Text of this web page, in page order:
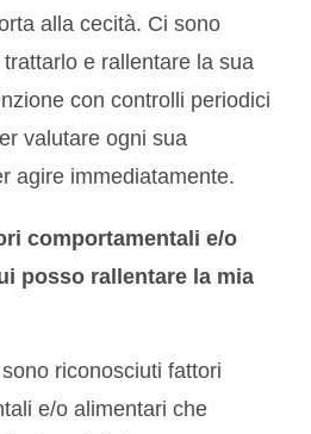
alla cecità. Ci sono
e rallentare la sua
con controlli periodici
valutare ogni sua
agire immediatamente.
comportamentali e/o
posso rallentare la mia
riconosciuti fattori
e/o alimentari che